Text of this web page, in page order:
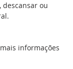
ou
informações